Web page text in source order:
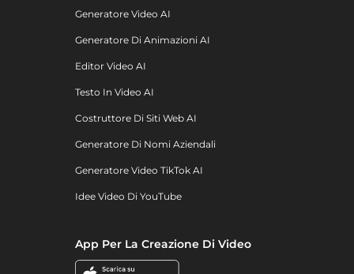
Generatore Video AI
Generatore Di Animazioni AI
Editor Video AI
Testo In Video AI
Costruttore Di Siti Web AI
Generatore Di Nomi Aziendali
Generatore Video TikTok AI
Idee Video Di YouTube
App Per La Creazione Di Video